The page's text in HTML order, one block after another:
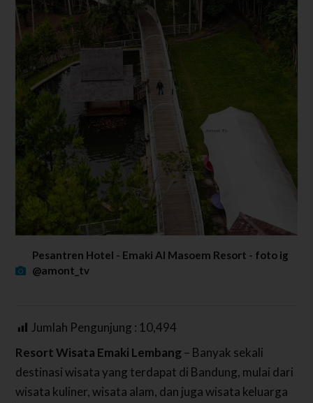
Pesantren Hotel - Emaki Al Masoem Resort - foto ig
@amont_tv
Jumlah Pengunjung : 10,494
Resort Wisata Emaki Lembang– Banyak sekali
destinasi wisata yang terdapat di Bandung, mulai dari
wisata kuliner, wisata alam, dan juga wisata keluarga